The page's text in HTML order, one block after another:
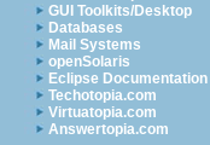
GUI Toolkits/Desktop
Databases
Mail Systems
openSolaris
Eclipse Documentation
Techotopia.com
Virtuatopia.com
Answertopia.com